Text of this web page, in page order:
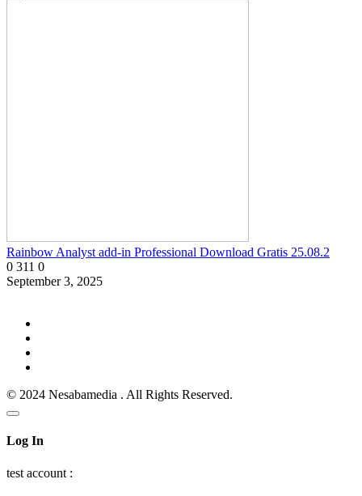
Rainbow Analyst add-in Professional Download Gratis 25.08.2
0 311 0
September 3, 2025
© 2024 Nesabamedia . All Rights Reserved.
Log In
test account :